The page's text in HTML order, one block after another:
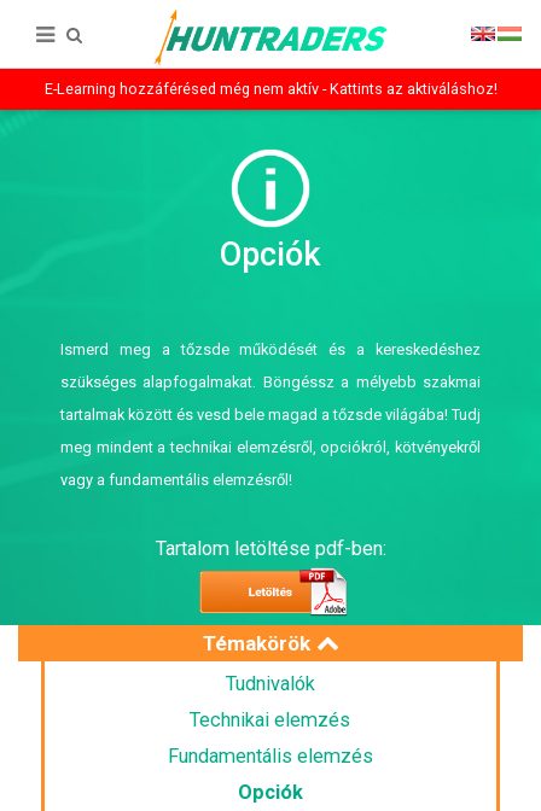
E-Learning hozzáférésed még nem aktív - Kattints az aktiváláshoz!
Opciók
Ismerd meg a tőzsde működését és a kereskedéshez
szükséges alapfogalmakat. Böngéssz a mélyebb szakmai
tartalmak között és vesd bele magad a tőzsde világába! Tudj
meg mindent a technikai elemzésről, opciókról, kötvényekről
vagy a fundamentális elemzésről!
Tartalom letöltése pdf-ben:
Témakörök
Tudnivalók
Technikai elemzés
Fundamentális elemzés
Opciók